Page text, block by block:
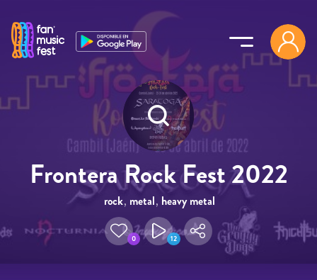
Frontera Rock Fest 2022
rock, metal, heavy metal
0 12